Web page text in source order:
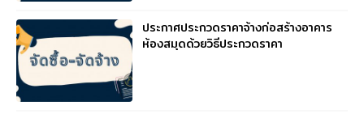
ประกาศประกวดราคาจ้างก่อสร้างอาคาร
ห้องสมุดด้วยวิธีประกวดราคา